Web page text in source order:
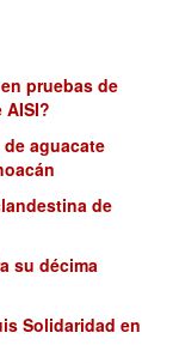
pruebas de
aguacate
de
su décima
Solidaridad en